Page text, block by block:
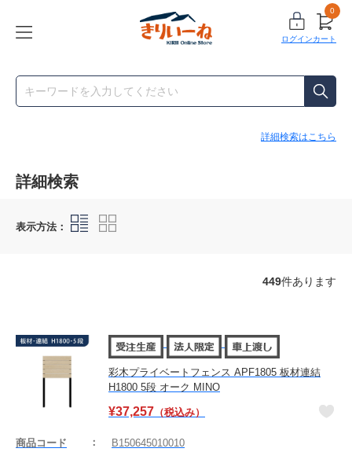
ログイン
0
カート
詳細検索はこちら
詳細検索
表示方法：
449件あります
彩木プライベートフェンス APF1805 板材連結
H1800 5段 オーク MINO
¥37,257 （税込み）
商品コード
B150645010010